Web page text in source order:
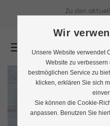
Zu den
Wir
Unsere Website verwendet
Website zu
bestmöglichen Service zu
klicken, erklären Sie sich
Sie können die Cookie-
anpassen. Benutzen Sie